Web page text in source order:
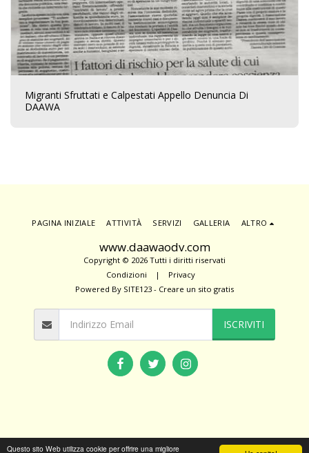
Questo sito Web utilizza cookie per offrire una migliore
Migranti Sfruttati e Calpestati Appello Denuncia Di
DAAWA
www.daawaodv.com
Copyright © 2026 Tutti i diritti riservati
Condizioni | Privacy
Powered By SITE123 - Creare un sito gratis
PAGINA INIZIALE ATTIVITÀ SERVIZI GALLERIA ALTRO
ISCRIVITI